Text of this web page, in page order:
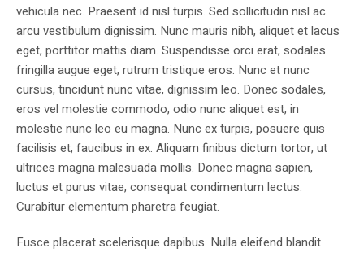
vehicula nec. Praesent id nisl turpis. Sed sollicitudin nisl ac
arcu vestibulum dignissim. Nunc mauris nibh, aliquet et lacus
eget, porttitor mattis diam. Suspendisse orci erat, sodales
fringilla augue eget, rutrum tristique eros. Nunc et nunc
cursus, tincidunt nunc vitae, dignissim leo. Donec sodales,
eros vel molestie commodo, odio nunc aliquet est, in
molestie nunc leo eu magna. Nunc ex turpis, posuere quis
facilisis et, faucibus in ex. Aliquam finibus dictum tortor, ut
ultrices magna malesuada mollis. Donec magna sapien,
luctus et purus vitae, consequat condimentum lectus.
Curabitur elementum pharetra feugiat.
Fusce placerat scelerisque dapibus. Nulla eleifend blandit